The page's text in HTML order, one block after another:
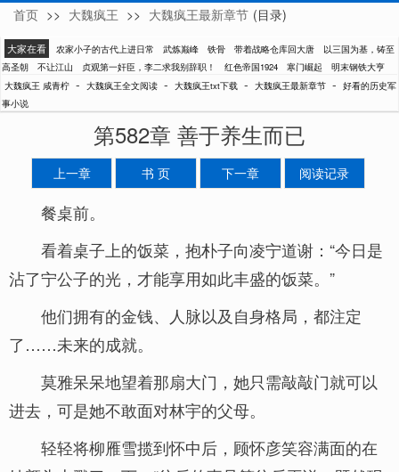
咸青柠
首页 >> 大魏疯王 >> 大魏疯王最新章节 (目录)
大家在看 农家小子的古代上进日常 武炼巅峰 铁骨 带着战略仓库回大唐
以三国为基，铸至
高圣朝
不让江山 贞观第一奸臣，李二求我别辞职！ 红色帝国1924 寒门崛起
明末钢铁大亨
大魏疯王 咸青柠 - 大魏疯王全文阅读 - 大魏疯王txt下载 - 大魏疯王最新章节 - 好看的历史军
事小说
第582章 善于养生而已
上一章 书 页 下一章 阅读记录
餐桌前。
看着桌子上的饭菜，抱朴子向凌宁道谢：“今日是
沾了宁公子的光，才能享用如此丰盛的饭菜。”
他们拥有的金钱、人脉以及自身格局，都注定
了……未来的成就。
莫雅呆呆地望着那扇大门，她只需敲敲门就可以
进去，可是她不敢面对林宇的父母。
轻轻将柳雁雪揽到怀中后，顾怀彦笑容满面的在